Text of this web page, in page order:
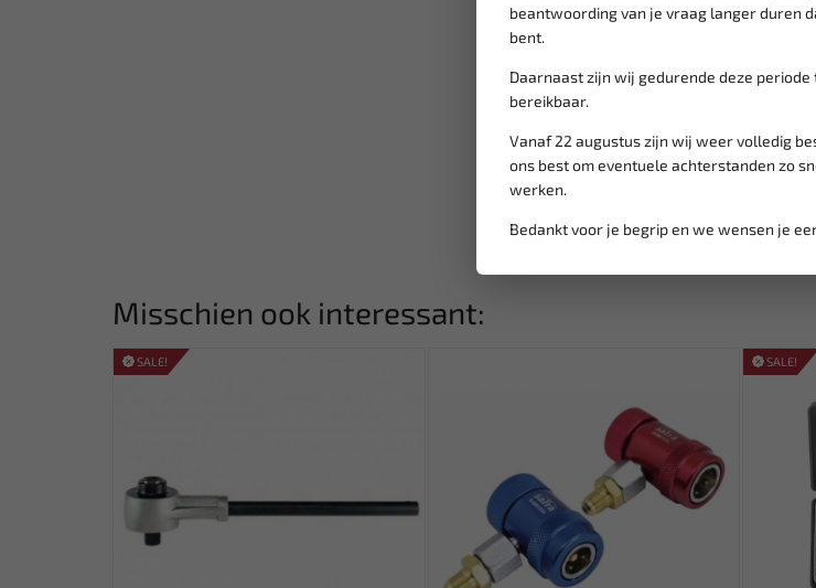
beantwoording van je vraag langer duren
bent.
Daarnaast zijn wij gedurende deze
bereikbaar.
Vanaf 22 augustus zijn wij weer volledig
ons best om eventuele achterstanden zo
werken.
Bedankt voor je begrip en we wensen je
Misschien ook interessant:
SALE! SALE!